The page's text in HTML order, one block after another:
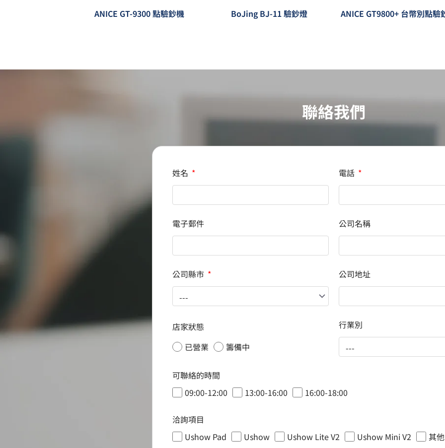
ANICE GT-9300 點驗鈔機 BoJing BJ-11 驗鈔燈 ANICE GT9800+ 台幣別點驗
聯絡我們
姓名 電話
電子郵件 公司名稱
公司縣市 公司地址
店家狀態
已營業
籌備中
行業別
可聯絡的時間
09:00-12:00
13:00-16:00 16:00-18:00
洽詢項目
Ushow Pad
Ushow Ushow Lite V2 Ushow Mini V2 其他